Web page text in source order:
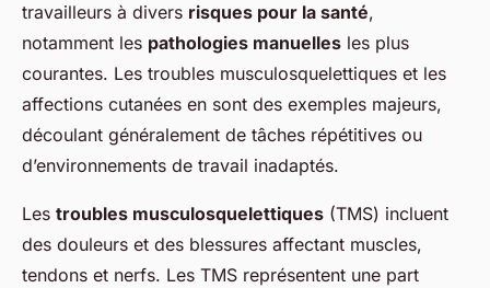
travailleurs à divers risques pour la santé,
notamment les pathologies manuelles les plus
courantes. Les troubles musculosquelettiques et les
affections cutanées en sont des exemples majeurs,
découlant généralement de tâches répétitives ou
d’environnements de travail inadaptés.
Les troubles musculosquelettiques (TMS) incluent
des douleurs et des blessures affectant muscles,
tendons et nerfs. Les TMS représentent une part